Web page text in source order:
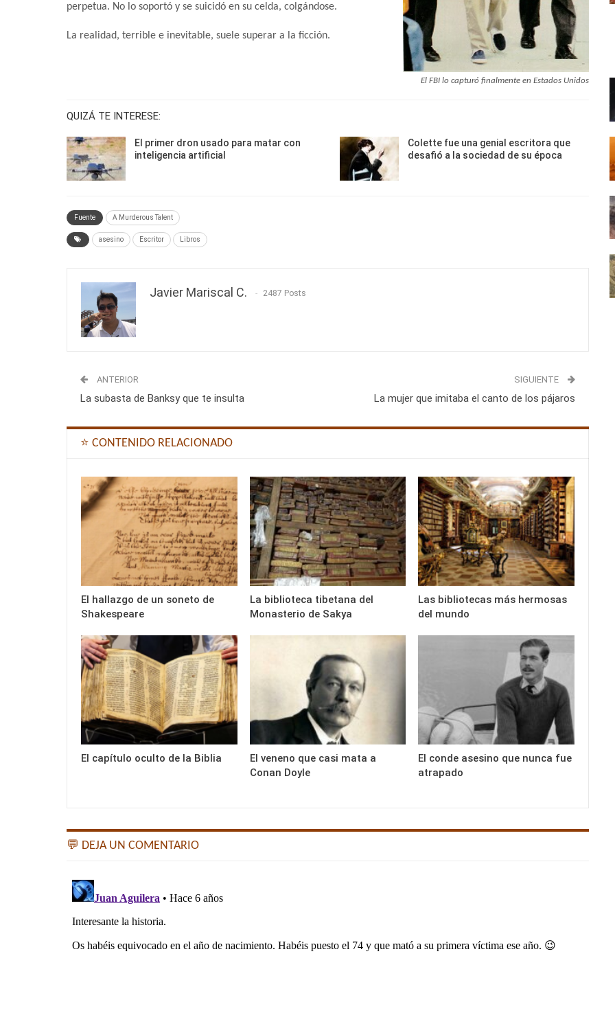
El FBI lo capturó finalmente en Estados Unidos
perpetua. No lo soportó y se suicidó en su celda, colgándose.
La realidad, terrible e inevitable, suele superar a la ficción.
QUIZÁ TE INTERESE:
El primer dron usado para matar con
inteligencia artificial
Colette fue una genial escritora que
desafió a la sociedad de su época
Fuente A Murderous Talent
asesino Escritor Libros
Javier Mariscal C. 2487 Posts
ANTERIOR
La subasta de Banksy que te insulta
SIGUIENTE
La mujer que imitaba el canto de los pájaros
⭐ CONTENIDO RELACIONADO
El hallazgo de un soneto de
Shakespeare
La biblioteca tibetana del
Monasterio de Sakya
Las bibliotecas más hermosas
del mundo
El capítulo oculto de la Biblia
El veneno que casi mata a
Conan Doyle
El conde asesino que nunca fue
atrapado
💬 DEJA UN COMENTARIO